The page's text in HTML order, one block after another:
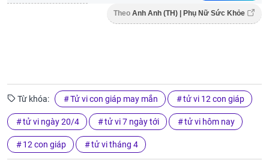
Theo Anh Anh (TH) | Phụ Nữ Sức Khỏe
Từ khóa: Tử vi con giáp may mắn tử vi 12 con giáp
tử vi ngày 20/4 tử vi 7 ngày tới tử vi hôm nay
12 con giáp tử vi tháng 4